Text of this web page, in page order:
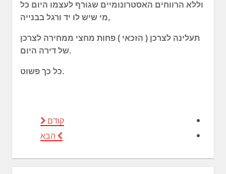
וללא הרווחים האסטרונומיים שגורף לעצמו היום כל
מי שיש לו יד ורגל בבנייה,
תעלינה לצרכן ( הזכאי ) פחות מחצי ממחירה לצרכן
של דירה היום.
כל כך פשוט.
קודם
הבא